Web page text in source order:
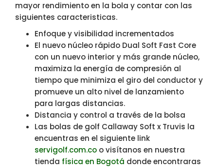
mayor rendimiento en la bola y contar con las
siguientes caracteristicas.
Enfoque y visibilidad incrementados
El nuevo núcleo rápido Dual Soft Fast Core
con un nuevo interior y más grande núcleo,
maximiza la energía de compresión al
tiempo que minimiza el giro del conductor y
promueve un alto nivel de lanzamiento
para largas distancias.
Distancia y control a través de la bolsa
Las bolas de golf Callaway Soft x Truvis la
encuentras en el siguiente link
servigolf.com.co o visítanos en nuestra
tienda física en Bogotá donde encontraras